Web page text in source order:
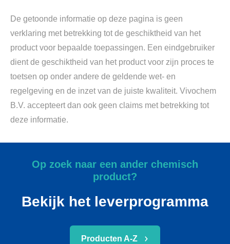
De getoonde informatie op deze pagina is geen
verklaring met betrekking tot de geschiktheid van het
product voor bepaalde toepassingen. Een eindgebruiker
dient de geschiktheid van het product voor zijn proces te
toetsen op onder andere de geldende wet- en
regelgeving en de inzet van de juiste kwaliteit. Vivochem
B.V. accepteert dan ook geen claims met betrekking tot
deze informatie.
Op zoek naar een ander chemisch
product?
Bekijk het leverprogramma
Producten A-Z